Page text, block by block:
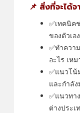
📌 สิ่งที่จะได้
✅เทคนิค
ของตัวเอง
✅ทำควา
อะไร เห
✅แนวโ
และกำลั
✅แนวทา
ต่างประเ